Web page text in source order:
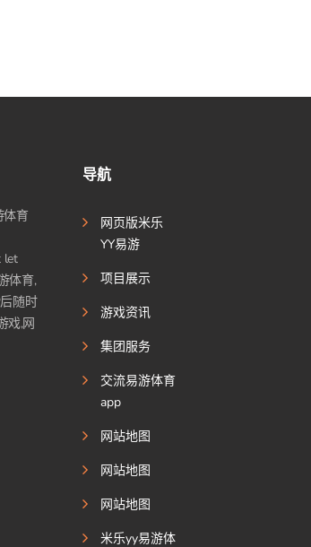
体育
let
体育,
随时
戏,网
导航
网页版米乐
YY易游
项目展示
游戏资讯
集团服务
交流易游体育
app
网站地图
网站地图
网站地图
米乐yy易游体